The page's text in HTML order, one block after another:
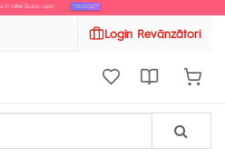
Login Revânzători